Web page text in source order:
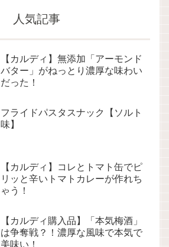
人気記事
【カルディ】無添加「アーモンド
バター」がねっとり濃厚な味わい
だった！
フライドパスタスナック【ソルト
味】
【カルディ】コレとトマト缶でピ
リッと辛いトマトカレーが作れち
ゃう！
【カルディ購入品】「本気梅酒」
は争奪戦？！濃厚な風味で本気で
美味い！